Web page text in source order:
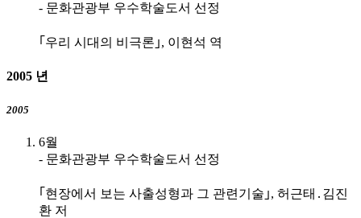
- 문화관광부 우수학술도서 선정
｢우리 시대의 비극론｣, 이현석 역
2005 년
2005
6월
- 문화관광부 우수학술도서 선정
｢현장에서 보는 사출성형과 그 관련기술｣, 허근태․김진
환 저